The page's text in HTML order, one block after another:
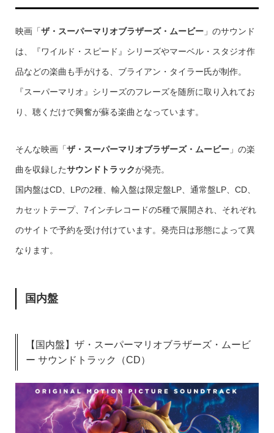
映画「ザ・スーパーマリオブラザーズ・ムービー」のサウンド
は、『ワイルド・スピード』シリーズやマーベル・スタジオ作
品などの楽曲も手がける、ブライアン・タイラー氏が制作。
『スーパーマリオ』シリーズのフレーズを随所に取り入れてお
り、聴くだけで興奮が蘇る楽曲となっています。
そんな映画「ザ・スーパーマリオブラザーズ・ムービー」の楽
曲を収録したサウンドトラックが発売。
国内盤はCD、LPの2種、輸入盤は限定盤LP、通常盤LP、CD、
カセットテープ、7インチレコードの5種で展開され、それぞれ
のサイトで予約を受け付けています。発売日は形態によって異
なります。
国内盤
【国内盤】ザ・スーパーマリオブラザーズ・ムービ
ー サウンドトラック（CD）